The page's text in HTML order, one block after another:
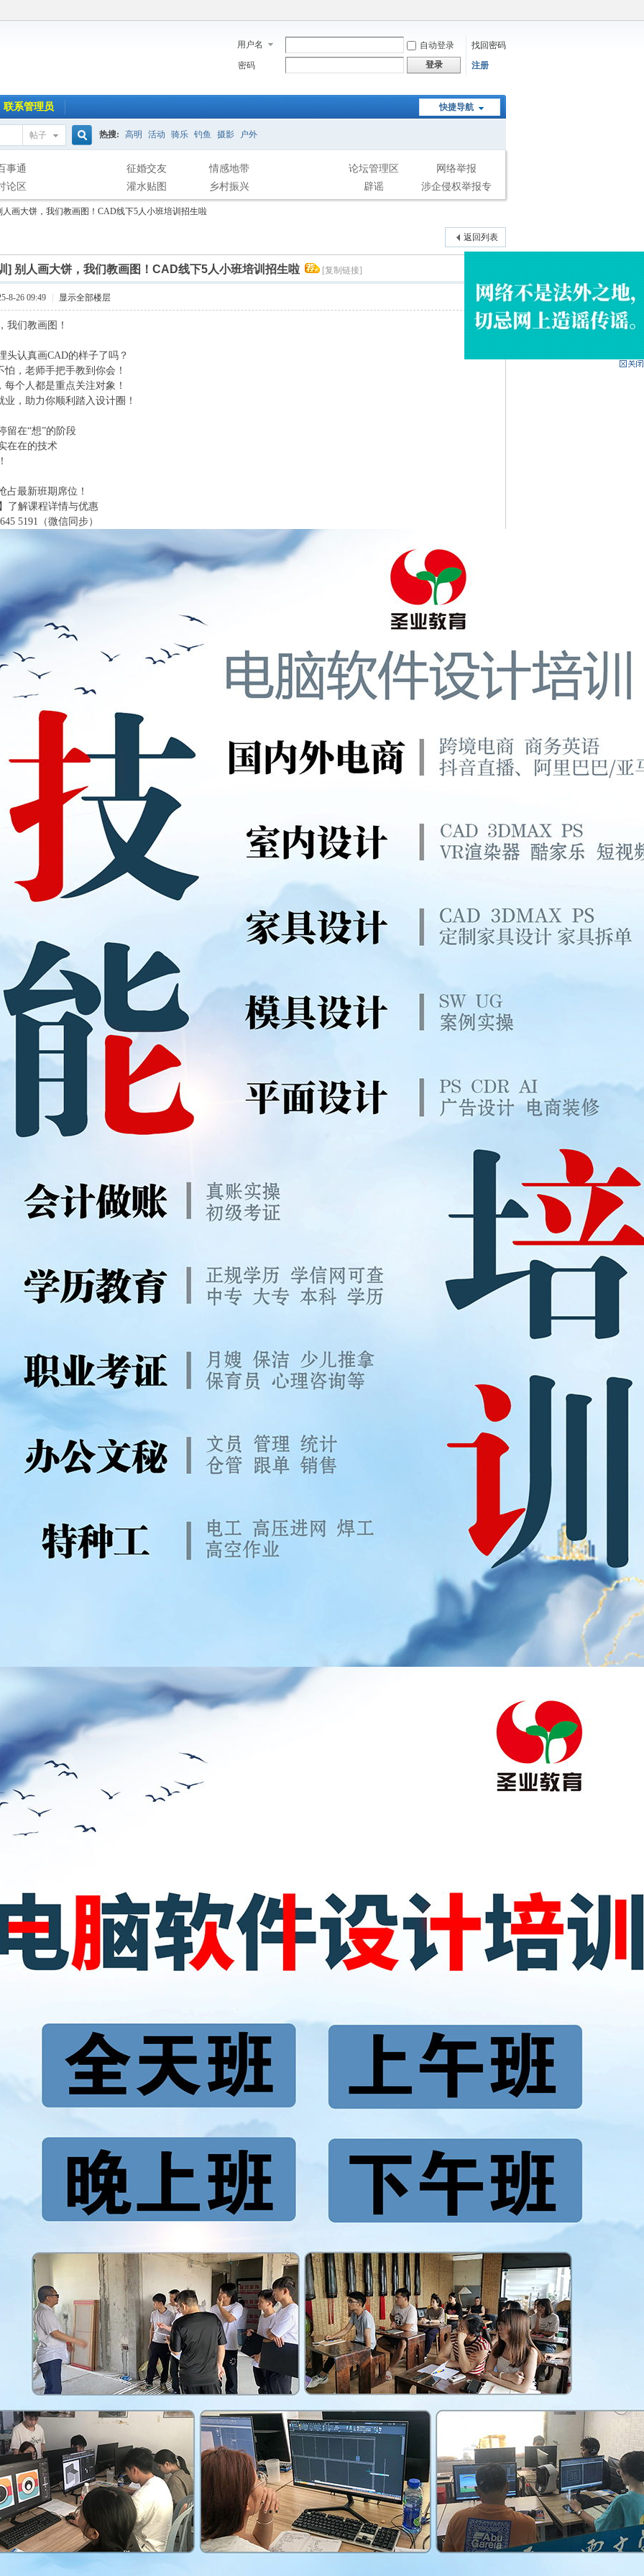
用户名 自动登录
找回密码
密码
登录 注册
快捷导航
联系管理员
帖子
索
热搜: 高明 活动 骑乐 钓鱼 摄影 户外
事通
论区
征婚交友
情感地带
灌水贴图
乡村振兴
论坛管理区
网络举报
辟谣
涉企侵权举报专
区
人画大饼，我们教画图！CAD线下5人小班培训招生啦
返回列表
] 别人画大饼，我们教画图！CAD线下5人小班培训招生啦 [复制链接]
8-26 09:49 显示全部楼层
我们教画图！
头认真画CAD的样子了吗？
怕，老师手把手教到你会！
每个人都是重点关注对象！
业，助力你顺利踏入设计圈！
留在“想”的阶段
在在的技术
占最新班期席位！
了解课程详情与优惠
5191（微信同步）